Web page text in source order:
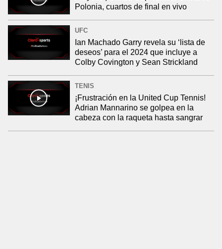
Polonia, cuartos de final en vivo
UFC
Ian Machado Garry revela su ‘lista de
deseos’ para el 2024 que incluye a
Colby Covington y Sean Strickland
TENIS
¡Frustración en la United Cup Tennis!
Adrian Mannarino se golpea en la
cabeza con la raqueta hasta sangrar